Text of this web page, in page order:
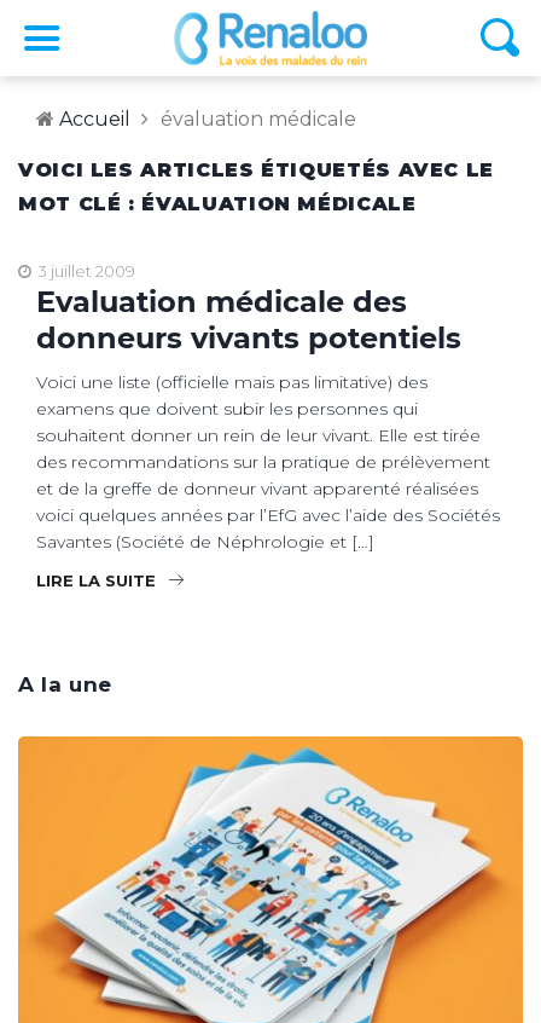
Accueil évaluation médicale
VOICI LES ARTICLES ÉTIQUETÉS AVEC LE
MOT CLÉ : ÉVALUATION MÉDICALE
3 juillet 2009
Evaluation médicale des
donneurs vivants potentiels
Voici une liste (officielle mais pas limitative) des
examens que doivent subir les personnes qui
souhaitent donner un rein de leur vivant. Elle est tirée
des recommandations sur la pratique de prélèvement
et de la greffe de donneur vivant apparenté réalisées
voici quelques années par l’EfG avec l’aide des Sociétés
Savantes (Société de Néphrologie et […]
LIRE LA SUITE
A la une